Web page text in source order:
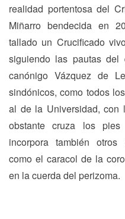
realidad portentosa del
Miñarro bendecida en
tallado un Crucificado
siguiendo las pautas del
canónigo Vázquez de
sindónicos, como todos
al de la Universidad, con
obstante cruza los
incorpora también otros
como el caracol de la
en la cuerda del perizoma.